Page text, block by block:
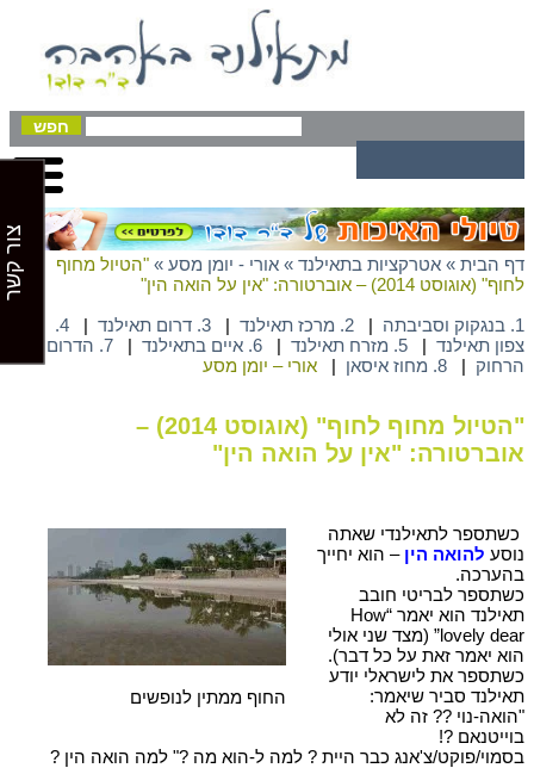
דף הבית » אטרקציות בתאילנד » אורי - יומן מסע » "הטיול מחוף
לחוף" (אוגוסט 2014) – אוברטורה: "אין על הואה הין"
1. בנגקוק וסביבתה
| 2. מרכז תאילנד | 3. דרום תאילנד |
4.
צפון תאילנד | 5. מזרח תאילנד | 6. איים בתאילנד |
7. הדרום
הרחוק | 8. מחוז איסאן | אורי – יומן מסע
"הטיול מחוף לחוף" (אוגוסט 2014) –
אוברטורה: "אין על הואה הין"
החוף ממתין לנופשים
כשתספר לתאילנדי שאתה
נוסע להואה הין – הוא יחייך
בהערכה.
כשתספר לבריטי חובב
תאילנד הוא יאמר “How
lovely dear” (מצד שני אולי
הוא יאמר זאת על כל דבר).
כשתספר את לישראלי יודע
תאילנד סביר שיאמר:
"הואה-נוי ?? זה לא
בוייטנאם ?!
בסמוי/פוקט/צ'אנג כבר היית ? למה ל-הוא מה ?" למה הואה הין ?
צור קשר